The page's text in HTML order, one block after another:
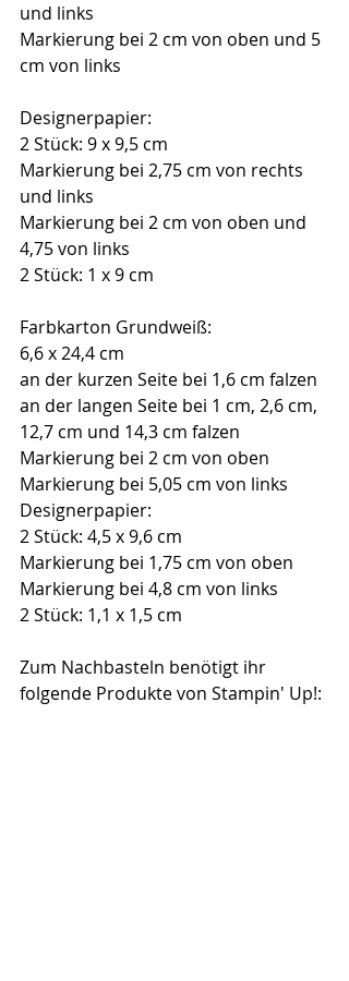
und links
Markierung bei 2 cm von oben und 5
cm von links
Designerpapier:
2 Stück: 9 x 9,5 cm
Markierung bei 2,75 cm von rechts
und links
Markierung bei 2 cm von oben und
4,75 von links
2 Stück: 1 x 9 cm
Farbkarton Grundweiß:
6,6 x 24,4 cm
an der kurzen Seite bei 1,6 cm falzen
an der langen Seite bei 1 cm, 2,6 cm,
12,7 cm und 14,3 cm falzen
Markierung bei 2 cm von oben
Markierung bei 5,05 cm von links
Designerpapier:
2 Stück: 4,5 x 9,6 cm
Markierung bei 1,75 cm von oben
Markierung bei 4,8 cm von links
2 Stück: 1,1 x 1,5 cm
Zum Nachbasteln benötigt ihr
folgende Produkte von Stampin' Up!: